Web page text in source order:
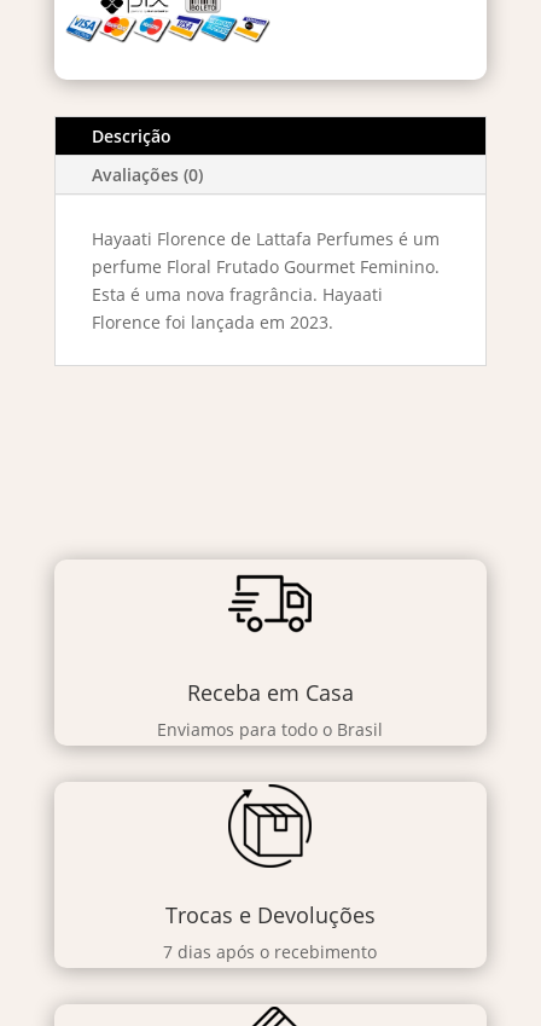
de
Parfum
Descrição
Avaliações (0)
Hayaati Florence de Lattafa Perfumes é um
perfume Floral Frutado Gourmet Feminino.
Esta é uma nova fragrância. Hayaati
Florence foi lançada em 2023.
Receba em Casa
Enviamos para todo o Brasil
Trocas e Devoluções
7 dias após o recebimento